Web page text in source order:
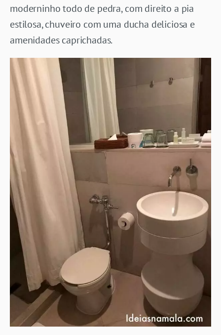
moderninho todo de pedra, com direito a pia
estilosa, chuveiro com uma ducha deliciosa e
amenidades caprichadas.